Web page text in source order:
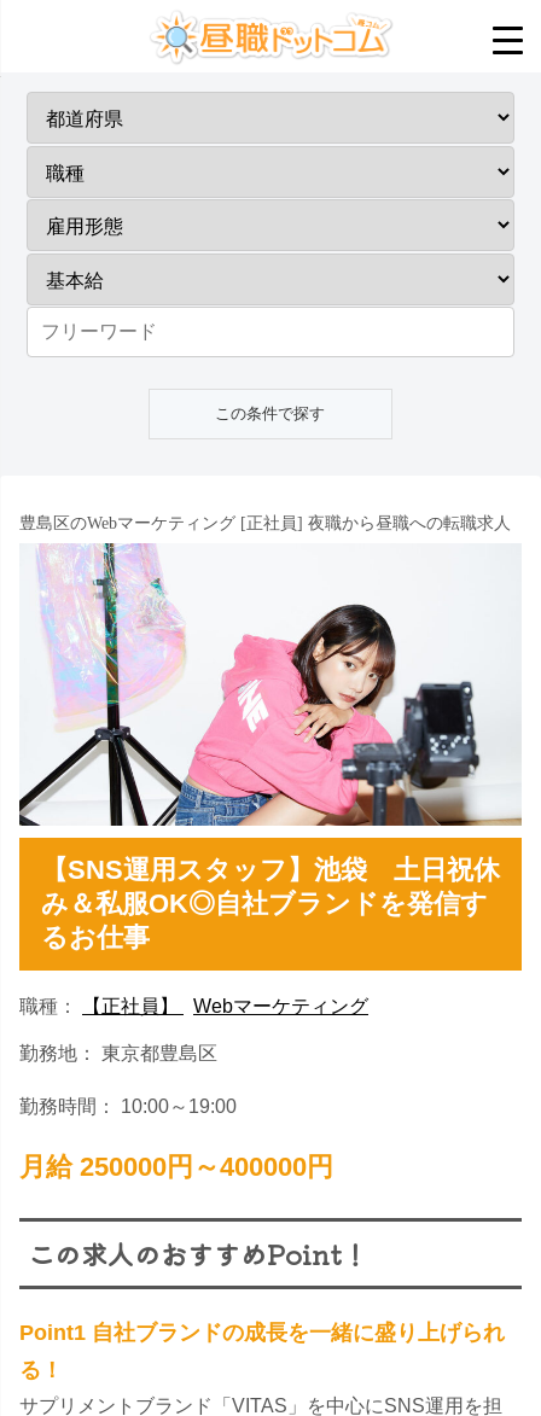
豊島区のWebマーケティング [正社員] 夜職から昼職への転職求人
【SNS運用スタッフ】池袋 土日祝休
み＆私服OK◎自社ブランドを発信す
るお仕事
職種： 【正社員】 Webマーケティング
勤務地： 東京都豊島区
勤務時間： 10:00～19:00
月給 250000円～400000円
この求人のおすすめPoint！
Point1 自社ブランドの成長を一緒に盛り上げられ
る！
サプリメントブランド「VITAS」を中心にSNS運用を担